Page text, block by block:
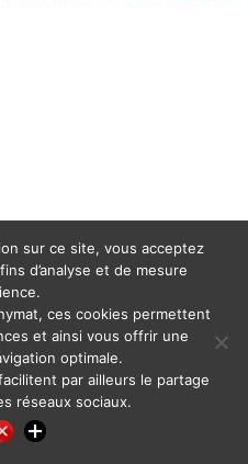
Pinterest
sur ce site, vous acceptez
d’analyse et de mesure
ces cookies permettent
et ainsi vous offrir une
optimale.
par ailleurs le partage
réseaux sociaux.